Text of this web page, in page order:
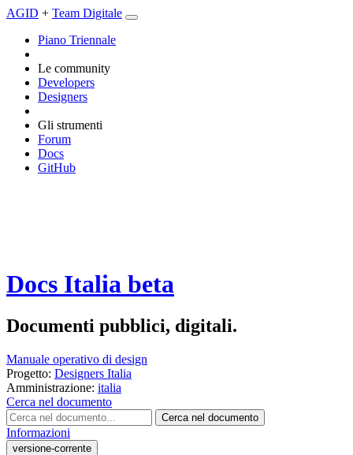
AGID + Team Digitale
Piano Triennale
Le community
Developers
Designers
Gli strumenti
Forum
Docs
GitHub
Docs Italia beta
Documenti pubblici, digitali.
Manuale operativo di design
Progetto: Designers Italia
Amministrazione: italia
Cerca nel documento
Cerca nel documento
Informazioni
versione-corrente